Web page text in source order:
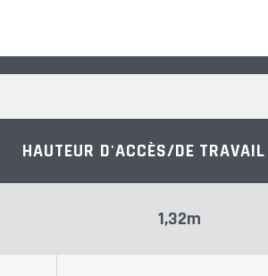
HAUTEUR D'ACCÈS/DE
1,32m